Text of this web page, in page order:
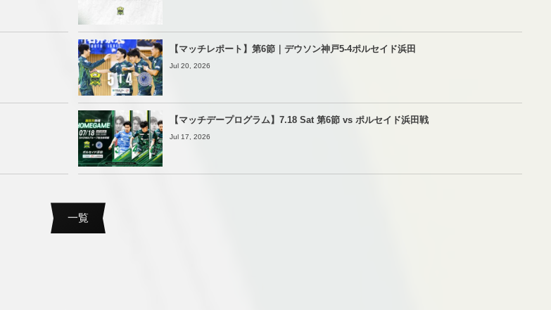
【マッチレポート】第6節｜デウソン神戸5-4ポルセイド浜田
Jul 20, 2026
【マッチデープログラム】7.18 Sat 第6節 vs ポルセイド浜田戦
Jul 17, 2026
一覧